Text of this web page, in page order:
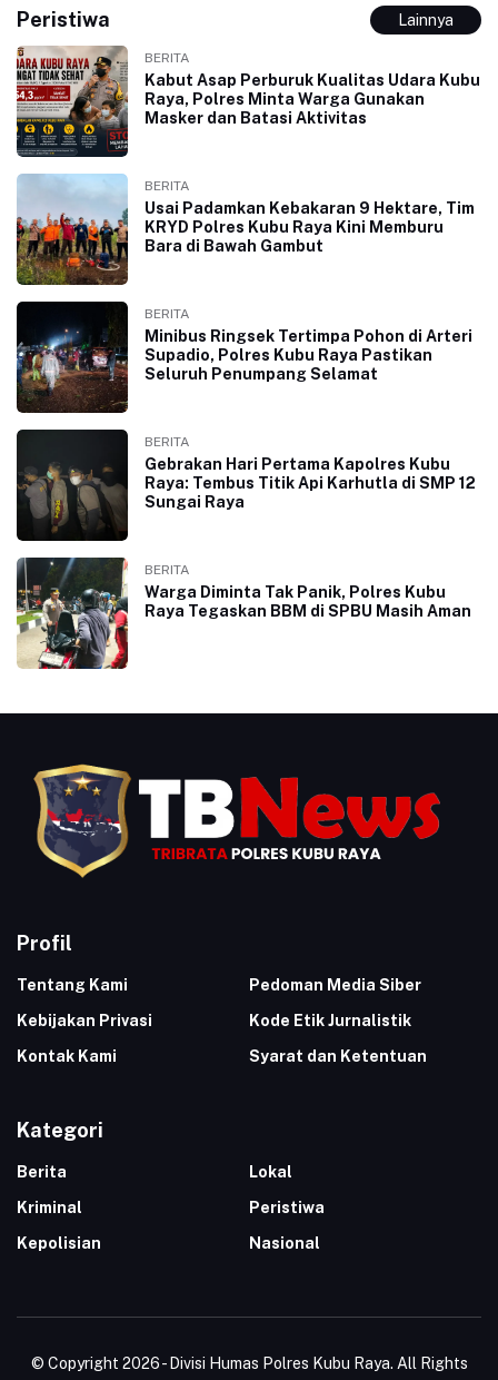
Peristiwa Lainnya
BERITA
Kabut Asap Perburuk Kualitas Udara Kubu
Raya, Polres Minta Warga Gunakan
Masker dan Batasi Aktivitas
BERITA
Usai Padamkan Kebakaran 9 Hektare, Tim
KRYD Polres Kubu Raya Kini Memburu
Bara di Bawah Gambut
BERITA
Minibus Ringsek Tertimpa Pohon di Arteri
Supadio, Polres Kubu Raya Pastikan
Seluruh Penumpang Selamat
BERITA
Gebrakan Hari Pertama Kapolres Kubu
Raya: Tembus Titik Api Karhutla di SMP 12
Sungai Raya
BERITA
Warga Diminta Tak Panik, Polres Kubu
Raya Tegaskan BBM di SPBU Masih Aman
Profil
Tentang Kami
Pedoman Media Siber
Kebijakan Privasi
Kode Etik Jurnalistik
Kontak Kami
Syarat dan Ketentuan
Kategori
Berita
Lokal
Kriminal
Peristiwa
Kepolisian
Nasional
© Copyright 2026 - Divisi Humas Polres Kubu Raya. All Rights